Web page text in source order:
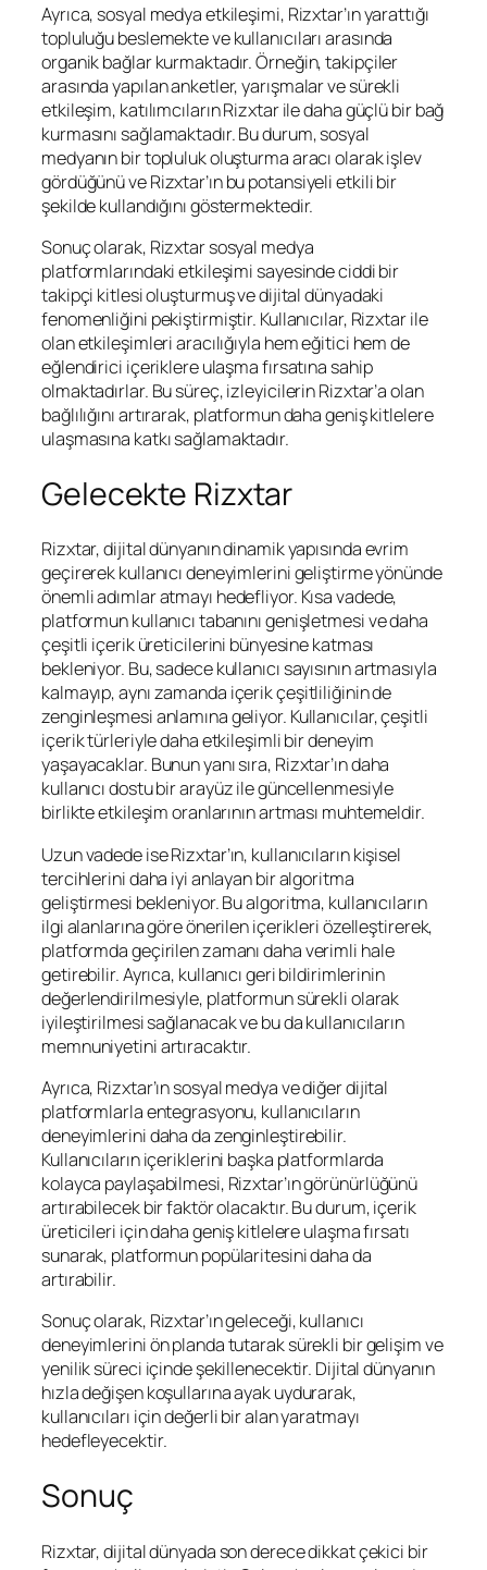
Ayrıca, sosyal medya etkileşimi, Rizxtar’ın yarattığı
topluluğu beslemekte ve kullanıcıları arasında
organik bağlar kurmaktadır. Örneğin, takipçiler
arasında yapılan anketler, yarışmalar ve sürekli
etkileşim, katılımcıların Rizxtar ile daha güçlü bir bağ
kurmasını sağlamaktadır. Bu durum, sosyal
medyanın bir topluluk oluşturma aracı olarak işlev
gördüğünü ve Rizxtar’ın bu potansiyeli etkili bir
şekilde kullandığını göstermektedir.
Sonuç olarak, Rizxtar sosyal medya
platformlarındaki etkileşimi sayesinde ciddi bir
takipçi kitlesi oluşturmuş ve dijital dünyadaki
fenomenliğini pekiştirmiştir. Kullanıcılar, Rizxtar ile
olan etkileşimleri aracılığıyla hem eğitici hem de
eğlendirici içeriklere ulaşma fırsatına sahip
olmaktadırlar. Bu süreç, izleyicilerin Rizxtar’a olan
bağlılığını artırarak, platformun daha geniş kitlelere
ulaşmasına katkı sağlamaktadır.
Gelecekte Rizxtar
Rizxtar, dijital dünyanın dinamik yapısında evrim
geçirerek kullanıcı deneyimlerini geliştirme yönünde
önemli adımlar atmayı hedefliyor. Kısa vadede,
platformun kullanıcı tabanını genişletmesi ve daha
çeşitli içerik üreticilerini bünyesine katması
bekleniyor. Bu, sadece kullanıcı sayısının artmasıyla
kalmayıp, aynı zamanda içerik çeşitliliğinin de
zenginleşmesi anlamına geliyor. Kullanıcılar, çeşitli
içerik türleriyle daha etkileşimli bir deneyim
yaşayacaklar. Bunun yanı sıra, Rizxtar’ın daha
kullanıcı dostu bir arayüz ile güncellenmesiyle
birlikte etkileşim oranlarının artması muhtemeldir.
Uzun vadede ise Rizxtar’ın, kullanıcıların kişisel
tercihlerini daha iyi anlayan bir algoritma
geliştirmesi bekleniyor. Bu algoritma, kullanıcıların
ilgi alanlarına göre önerilen içerikleri özelleştirerek,
platformda geçirilen zamanı daha verimli hale
getirebilir. Ayrıca, kullanıcı geri bildirimlerinin
değerlendirilmesiyle, platformun sürekli olarak
iyileştirilmesi sağlanacak ve bu da kullanıcıların
memnuniyetini artıracaktır.
Ayrıca, Rizxtar’ın sosyal medya ve diğer dijital
platformlarla entegrasyonu, kullanıcıların
deneyimlerini daha da zenginleştirebilir.
Kullanıcıların içeriklerini başka platformlarda
kolayca paylaşabilmesi, Rizxtar’ın görünürlüğünü
artırabilecek bir faktör olacaktır. Bu durum, içerik
üreticileri için daha geniş kitlelere ulaşma fırsatı
sunarak, platformun popülaritesini daha da
artırabilir.
Sonuç olarak, Rizxtar’ın geleceği, kullanıcı
deneyimlerini ön planda tutarak sürekli bir gelişim ve
yenilik süreci içinde şekillenecektir. Dijital dünyanın
hızla değişen koşullarına ayak uydurarak,
kullanıcıları için değerli bir alan yaratmayı
hedefleyecektir.
Sonuç
Rizxtar, dijital dünyada son derece dikkat çekici bir